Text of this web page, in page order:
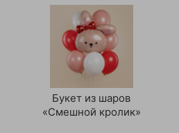
Букет из шаров
«Смешной кролик»